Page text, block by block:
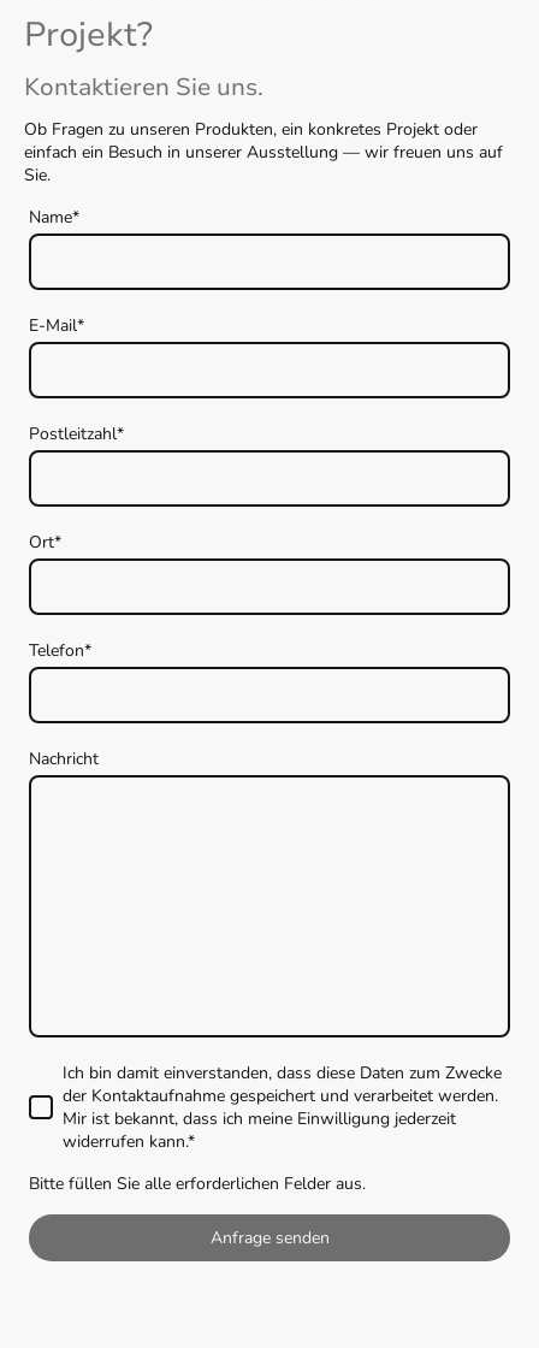
Projekt?
Kontaktieren Sie uns.
Ob Fragen zu unseren Produkten, ein konkretes Projekt oder
einfach ein Besuch in unserer Ausstellung — wir freuen uns auf
Sie.
Name*
E-Mail*
Postleitzahl*
Ort*
Telefon*
Nachricht
Ich bin damit einverstanden, dass diese Daten zum Zwecke
der Kontaktaufnahme gespeichert und verarbeitet werden.
Mir ist bekannt, dass ich meine Einwilligung jederzeit
widerrufen kann.*
Bitte füllen Sie alle erforderlichen Felder aus.
Anfrage senden